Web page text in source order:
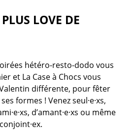
LOVE DE
hétéro-resto-dodo vous
et La Case à Chocs vous
différente, pour fêter
formes ! Venez seul·e·xs,
d’amant·e·xs ou même